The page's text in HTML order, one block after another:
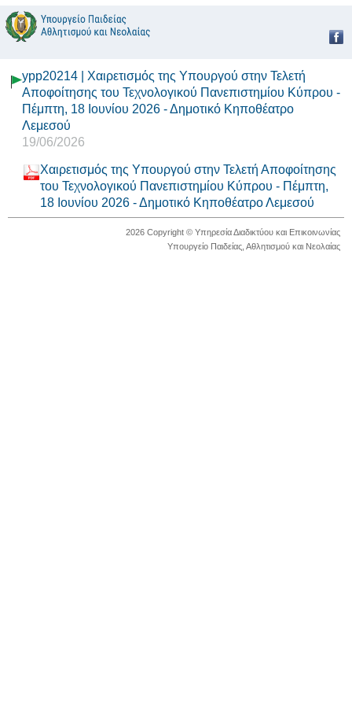
ypp20214 | Χαιρετισμός της Υπουργού στην Τελετή
Αποφοίτησης του Τεχνολογικού Πανεπιστημίου Κύπρου -
Πέμπτη, 18 Ιουνίου 2026 - Δημοτικό Κηποθέατρο
Λεμεσού
19/06/2026
Χαιρετισμός της Υπουργού στην Τελετή Αποφοίτησης
του Τεχνολογικού Πανεπιστημίου Κύπρου - Πέμπτη,
18 Ιουνίου 2026 - Δημοτικό Κηποθέατρο Λεμεσού
2026 Copyright © Υπηρεσία Διαδικτύου και Επικοινωνίας
Υπουργείο Παιδείας, Αθλητισμού και Νεολαίας